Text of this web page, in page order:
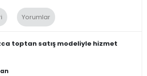
Yorumlar
toptan satış modeliyle hizmet